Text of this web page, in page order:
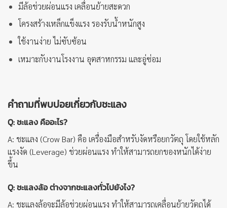
มีล้อช่วยผ่อนแรง เคลื่อนย้ายสะดวก
โครงสร้างเหล็กแข็งแรง รองรับน้ำหนักสูง
ใช้งานง่าย ไม่ซับซ้อน
เหมาะกับงานโรงงาน อุตสาหกรรม และอู่ซ่อม
คำถามที่พบบ่อยเกี่ยวกับชะแลง
Q: ชะแลง คืออะไร?
A: ชะแลง (Crow Bar) คือ เครื่องมือสำหรับงัดหรือยกวัตถุ โดยใช้หลัก
แรงงัด (Leverage) ช่วยผ่อนแรง ทำให้สามารถยกของหนักได้ง่าย
ขึ้น
Q: ชะแลงล้อ ต่างจากชะแลงทั่วไปยังไง?
A: ชะแลงล้อจะมีล้อช่วยผ่อนแรง ทำให้สามารถเคลื่อนย้ายวัตถุได้